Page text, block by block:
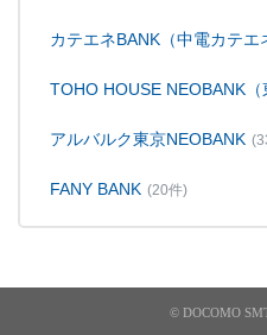
カテエネBANK（中電カテエ
TOHO HOUSE NEOBANK（
アルバルク東京NEOBANK
FANY BANK (20件)
© DOCOMO